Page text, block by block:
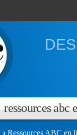
ressources abc
Ressources ABC en